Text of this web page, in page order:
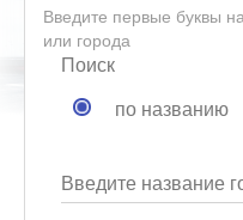
Введите первые буквы
или города
Поиск
по названию
Введите название